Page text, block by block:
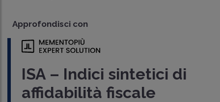
Approfondisci con
ISA – Indici sintetici di
affidabilità fiscale